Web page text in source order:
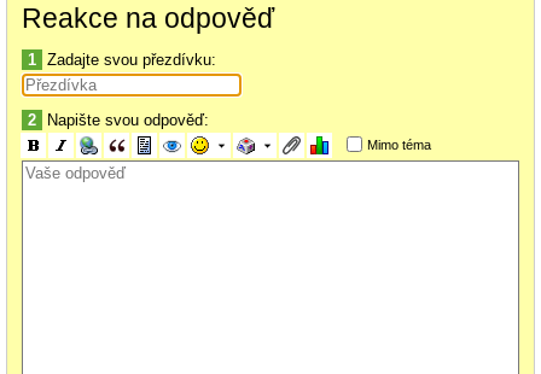
Reakce na odpověď
1 Zadajte svou přezdívku:
2 Napište svou odpověď:
Mimo téma